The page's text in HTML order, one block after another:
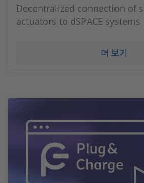
Decentralized connection of
actuators to dSPACE systems
더 보기